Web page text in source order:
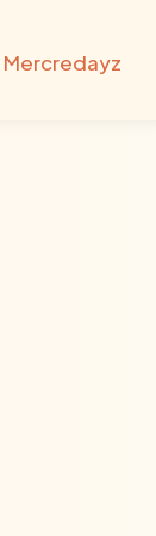
Mercredayz